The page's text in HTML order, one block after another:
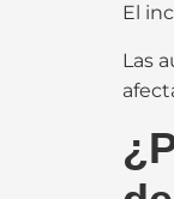
El
Las